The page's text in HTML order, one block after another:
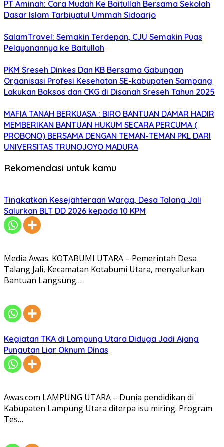
PT Aminah: Cara Mudah Ke Baitullah Bersama Sekolah
Dasar Islam Tarbiyatul Ummah Sidoarjo
SalamTravel: Semakin Terdepan, CJU Semakin Puas
Pelayanannya ke Baitullah
PKM Sreseh Dinkes Dan KB Bersama Gabungan
Organisasi Profesi Kesehatan SE-kabupaten Sampang
Lakukan Baksos dan CKG di Disanah Sreseh Tahun 2025
MAFIA TANAH BERKUASA : BIRO BANTUAN DAMAR HADIR
MEMBERIKAN BANTUAN HUKUM SECARA PERCUMA (
PROBONO) BERSAMA DENGAN TEMAN-TEMAN PKL DARI
UNIVERSITAS TRUNOJOYO MADURA
Rekomendasi untuk kamu
Tingkatkan Kesejahteraan Warga, Desa Talang Jali
Salurkan BLT DD 2026 kepada 10 KPM
Media Awas. KOTABUMI UTARA – Pemerintah Desa
Talang Jali, Kecamatan Kotabumi Utara, menyalurkan
Bantuan Langsung…
Kegiatan TKA di Lampung Utara Diduga Jadi Ajang
Pungutan Liar Oknum Dinas
Awas.com LAMPUNG UTARA – Dunia pendidikan di
Kabupaten Lampung Utara diterpa isu miring. Program
Tes…